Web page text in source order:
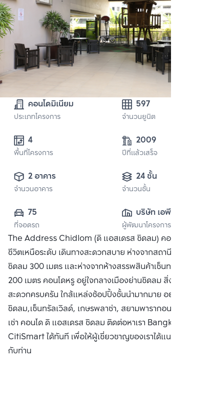
คอนโดมิเนียม
ประเภทโครงการ
597
จำนวนยูนิต
4
พื้นที่โครงการ
2009
ปีที่แล้วเสร็จ
2 อาคาร
จำนวนอาคาร
24 ชั้น
จำนวนชั้น
75
ที่จอดรถ
บริษัท เอพี (ไทย
แลนด์)
จำกัด(มหาชน)
ผู้พัฒนาโครงการ
The Address Chidlom (ดิ แอสเดรส ชิดลม) คอนโดที่ให้คุณใช้
ชีวิตเหนือระดับ เดินทางสะดวกสบาย ห่างจากสถานีรถไฟฟ้า BTS
ชิดลม 300 เมตร และห่างจากห้างสรรพสินค้าเซ็นทรัล ชิดลม
200 เมตร คอนโดหรู อยู่ใจกลางเมืองย่านชิดลม สิ่งอำนวย
สะดวกครบครัน ใกล้แหล่งช้อปปิ้งชั้นนำมากมาย อย่าง เซ็นทรัล
ชิดลม,เซ็นทรัลเวิลด์, เกษรพลาซ่า, สยามพารากอน ซื้อ ขาย หรือ
เช่า คอนโด ดิ แอสเดรส ชิดลม ติดต่อหาเรา Bangkok
CitiSmart ได้ทันที เพื่อให้ผู้เชี่ยวชาญของเราได้แนะนำคอนโดให้
กับท่าน